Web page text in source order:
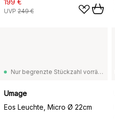
199 €
UVP 249 €
Nur begrenzte Stückzahl vorrätig
Umage
Eos Leuchte, Micro Ø 22cm